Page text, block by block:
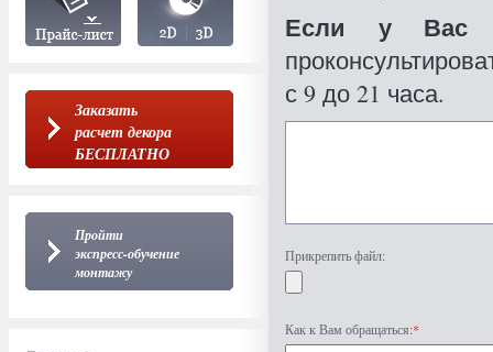
Заказать
расчет декора
БЕСПЛАТНО
Пройти
экспресс-обучение
монтажу
Если у Вас
с 9 до 21 часа.
Прикрепить файл:
Как к Вам обращаться:*